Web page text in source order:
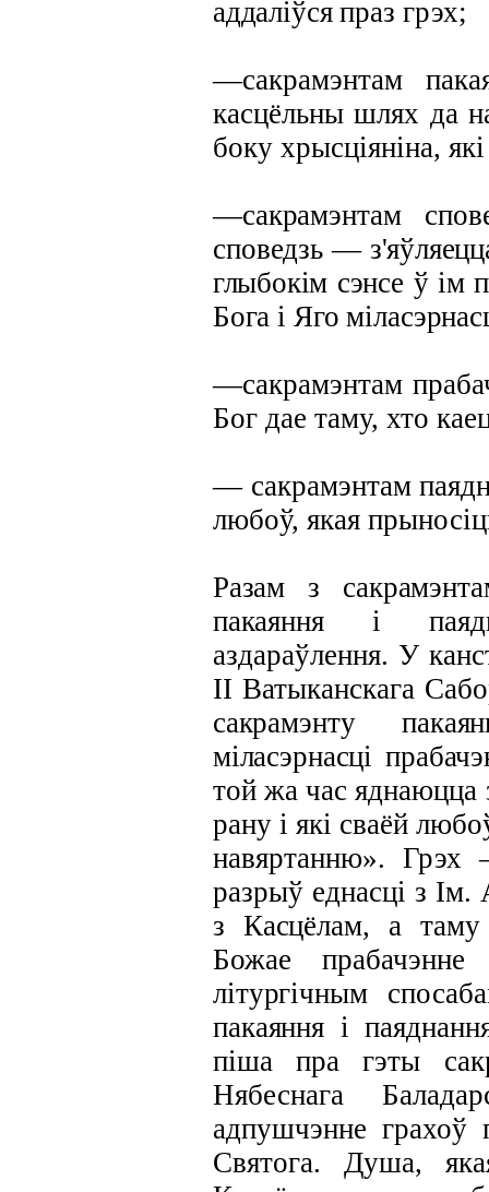
аддаліўся праз грэх;
—сакрамэнтам
касцёльны шлях да
боку хрысціяніна,
—сакрамэнтам
споведзь —
глыбокім сэнсе ў ім
Бога і Яго
—сакрамэнтам
Бог дае таму, хто
— сакрамэнтам
любоў, якая
Разам з
пакаяння і
аздараўлення. У
II Ватыканскага
сакрамэнту
міласэрнасці
той жа часяднаюцца
рану і які сваёй
навяртанню».
разрыў еднасці з
з Касцёлам, а таму
Божае
літургічным
пакаяння і
піша пра гэты
Нябеснага
адпушчэнне
Святога. Душа,